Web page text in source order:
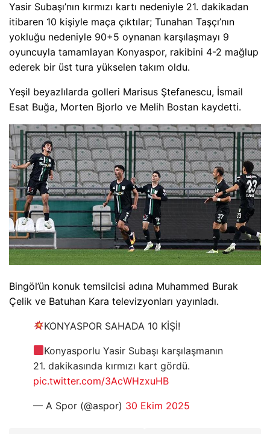
Yasir Subaşı’nın kırmızı kartı nedeniyle 21. dakikadan
itibaren 10 kişiyle maça çıktılar; Tunahan Taşçı’nın
yokluğu nedeniyle 90+5 oynanan karşılaşmayı 9
oyuncuyla tamamlayan Konyaspor, rakibini 4-2 mağlup
ederek bir üst tura yükselen takım oldu.
Yeşil beyazlılarda golleri Marisus Ştefanescu, İsmail
Esat Buğa, Morten Bjorlo ve Melih Bostan kaydetti.
Bingöl’ün konuk temsilcisi adına Muhammed Burak
Çelik ve Batuhan Kara televizyonları yayınladı.
KONYASPOR SAHADA 10 KİŞİ!
Konyasporlu Yasir Subaşı karşılaşmanın
21. dakikasında kırmızı kart gördü.
pic.twitter.com/3AcWHzxuHB
— A Spor (@aspor) 30 Ekim 2025